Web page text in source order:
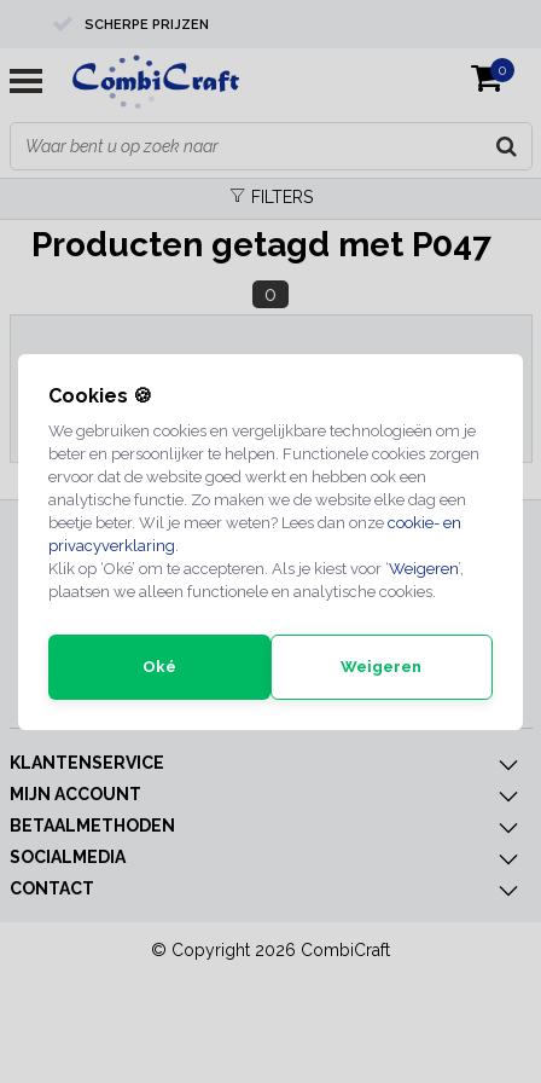
Cookies 🍪
We gebruiken cookies en vergelijkbare technologieën om je
beter en persoonlijker te helpen. Functionele cookies zorgen
ervoor dat de website goed werkt en hebben ook een
analytische functie. Zo maken we de website elke dag een
beetje beter. Wil je meer weten? Lees dan onze cookie- en
privacyverklaring
Klik op ‘Oké’ om te accepteren. Als je kiest voor ‘Weigeren’,
plaatsen we alleen functionele en analytische cookies.
Oké Weigeren
SCHERPE PRIJZEN
PROFESSIONELE KWALITEIT
EXPERTS IN MAATWERK
0
FILTERS
Producten getagd met P047
0
Geen producten gevonden!...
INSCHRIJVEN NIEUWSBRIEF
Meld je nu aan voor extra informatie of nieuwe producten
KLANTENSERVICE
MIJN ACCOUNT
BETAALMETHODEN
SOCIALMEDIA
CONTACT
© Copyright 2026 CombiCraft